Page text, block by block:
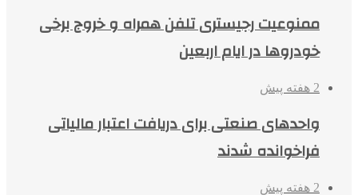
ممنوعیت رجیستری تلفن همراه و خروج برخی
خودروها در ایام اربعین
2 هفته پیش
واحدهای صنعتی برای دریافت اعتبار مالیاتی
فراخوانده شدند
2 هفته پیش